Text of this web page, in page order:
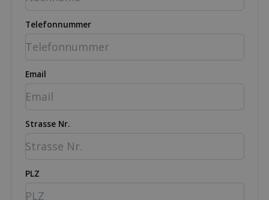
Telefonnummer
Email
Strasse Nr.
PLZ